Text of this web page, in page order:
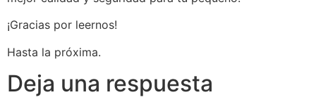
¡Gracias por leernos!
Hasta la próxima.
Deja una respuesta